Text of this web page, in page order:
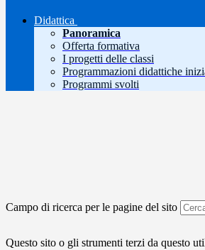
Didattica
Panoramica
Offerta formativa
I progetti delle classi
Programmazioni didattiche
Programmi svolti
Campo di ricerca per le pagine del sito
Questo sito o gli strumenti terzi da questo